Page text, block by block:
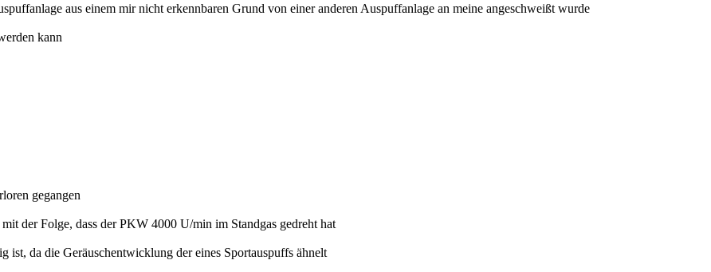
aus einem mir nicht erkennbaren Grund von einer anderen Auspuffanlage an meine angeschweißt wurde
kann
gegangen
der Folge, dass der PKW 4000 U/min im Standgas gedreht hat
ist, da die Geräuschentwicklung der eines Sportauspuffs ähnelt